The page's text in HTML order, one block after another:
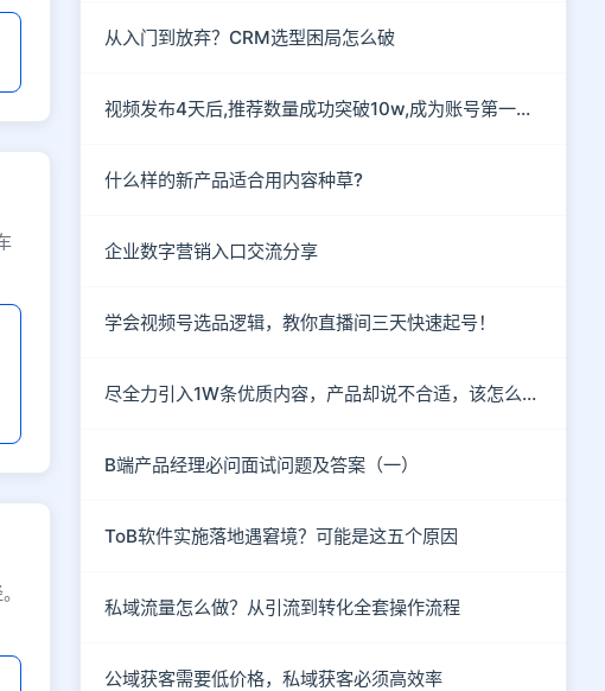
从入门到放弃？CRM选型困局怎么破
视频发布4天后,推荐数量成功突破10w,成为账号第一部爆款作
什么样的新产品适合用内容种草?
企业数字营销入口交流分享
学会视频号选品逻辑，教你直播间三天快速起号！
尽全力引入1W条优质内容，产品却说不合适，该怎么破？
B端产品经理必问面试问题及答案（一）
ToB软件实施落地遇窘境？可能是这五个原因
私域流量怎么做？从引流到转化全套操作流程
公域获客需要低价格，私域获客必须高效率